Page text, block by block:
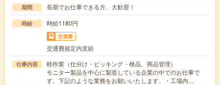
期間 長期でお仕事できる方、大歓迎！
時給 時給1180円
交通費
交通費規定内支給
仕事内容
軽作業（仕分け・ピッキング・検品、商品管理）
モニター製品を中心に製造している企業の中でのお仕事で
す。下記のような業務をお願いいたします。・工場内…